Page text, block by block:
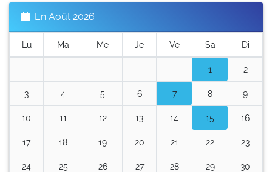
En Août 2026
Lu Ma Me Je Ve Sa Di
1 2
3 4 5 6 7 8 9
10 11 12 13 14 15 16
17 18 19 20 21 22 23
24 25 26 27 28 29 30